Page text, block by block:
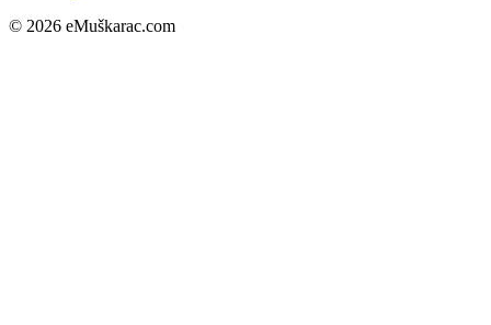
© 2026 eMuškarac.com